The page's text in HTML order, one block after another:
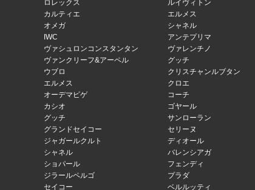
ロレックス
カルティエ
オメガ
IWC
ヴァシュロンコンスタンタン
ヴァンクリーフ&アーペル
ウブロ
エルメス
オーデマピゲ
カシオ
グッチ
グランドセイコー
ジャガールクルト
シャネル
ショパール
ジラールペルゴ
セイコー
ルイヴィトン
エルメス
シャネル
アンテプリマ
ヴァレンチノ
グッチ
クリスチャンルブタン
クロエ
コーチ
ゴヤール
サンローラン
セリーヌ
ディオール
バレンシアガ
フェンディ
プラダ
ベルルッティ